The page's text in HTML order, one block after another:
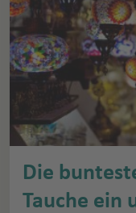
Die
Tauche ein